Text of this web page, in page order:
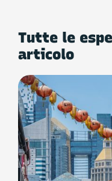
Tutte le
articolo